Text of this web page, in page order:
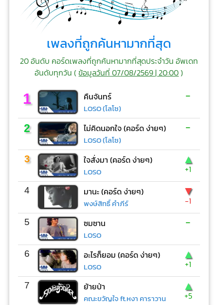
เพลงที่ถูกค้นหามากที่สุด
20 อันดับ คอร์ดเพลงที่ถูกค้นหามากที่สุดประจำวัน อัพเดท
อันดับทุกวัน (ข้อมูลวันที่ 07/08/2569 | 20:00)
1 คืนจันทร์
LOSO (โลโซ)
-
2 ไม่คิดนอกใจ (คอร์ด ง่ายๆ)
LOSO (โลโซ)
-
3 ใจสั่งมา (คอร์ด ง่ายๆ)
LOSO
▲
+1
4 มานะ (คอร์ด ง่ายๆ)
พงษ์สิทธิ์ คำภีร์
▼
-1
5 ซมซาน
LOSO
-
6 อะไรก็ยอม (คอร์ด ง่ายๆ)
LOSO
▲
+1
7 ย้ายป่า
คณะขวัญใจ ft.หงา คาราวาน
▲
+5